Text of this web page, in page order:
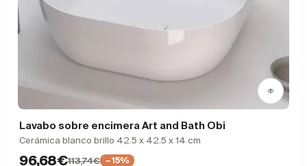
Lavabo sobre encimera Art and Bath Obi
Cerámica blanco brillo 42.5 x 42.5 x 14 cm
96,68€113,74€ −15%